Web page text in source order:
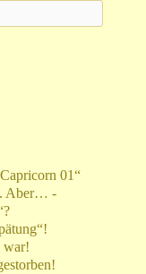
01“
Aber… -
war!